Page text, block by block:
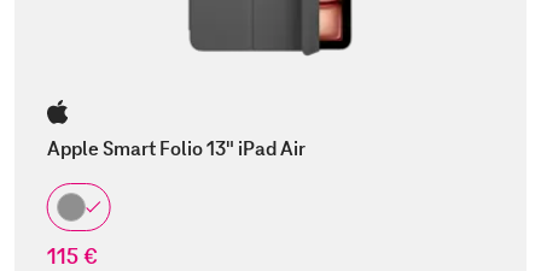
Apple Smart Folio 13" iPad Air
115 €